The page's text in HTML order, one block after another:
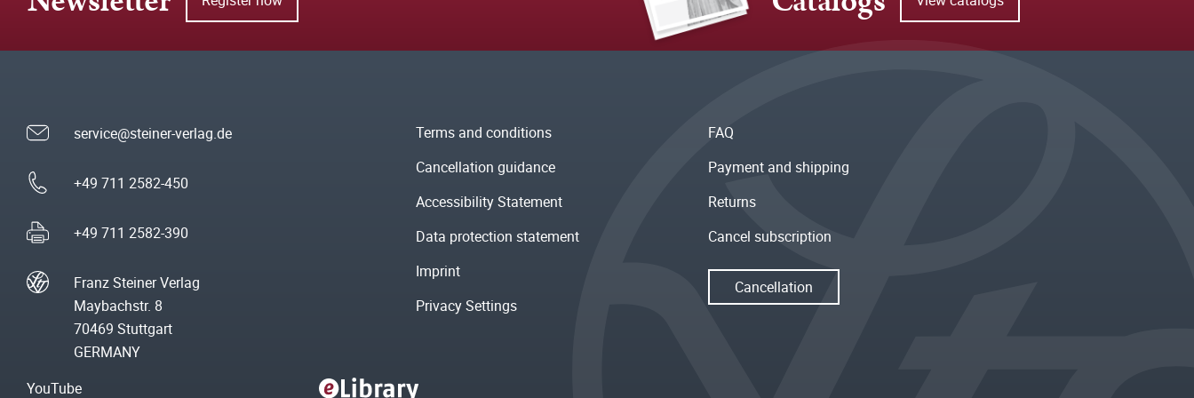
service@steiner-verlag.de
+49 711 2582-450
+49 711 2582-390
Franz Steiner Verlag
Maybachstr. 8
70469 Stuttgart
GERMANY
Terms and conditions
Cancellation guidance
Accessibility Statement
Data protection statement
Imprint
Privacy Settings
FAQ
Payment and shipping
Returns
Cancel subscription
Cancellation
YouTube